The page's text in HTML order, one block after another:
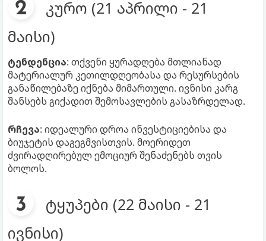
კურო (21 აპრილი - 21
მაისი)
ტენდენცია: თქვენი ყურადღება მთლიანად
მატერიალურ კეთილდღეობასა და რესურსების
განაწილებაზე იქნება მიმართული. ივნისი კარგ
შანსებს გიქადით შემოსავლების გასაზრდელად.
რჩევა: იდეალური დროა ინვესტიციებისა და
ბიუჯეტის დაგეგმვისთვის. მოერიდეთ
ძვირადღირებულ ემოციურ შენაძენებს თვის
ბოლოს.
ტყუპები (22 მაისი - 21
ივნისი)